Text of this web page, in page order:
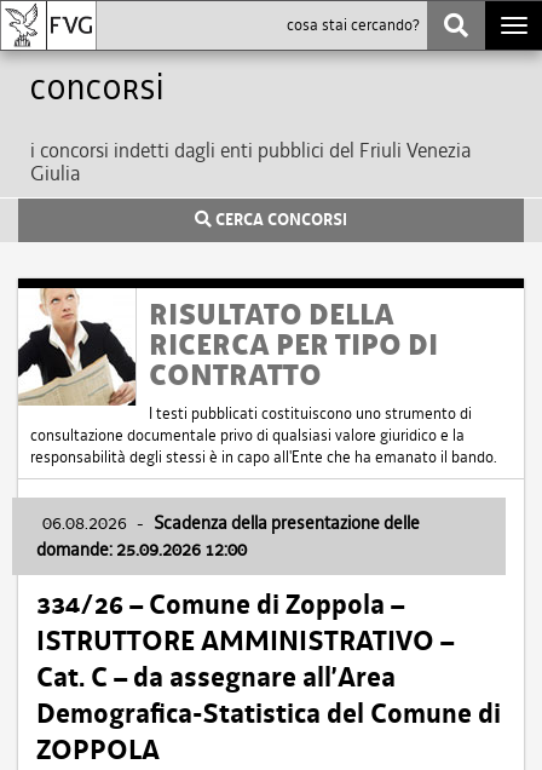
Concorsi
i concorsi indetti dagli enti pubblici del Friuli Venezia
Giulia
CERCA CONCORSI
RISULTATO DELLA
RICERCA PER TIPO DI
CONTRATTO
I testi pubblicati costituiscono uno strumento di
consultazione documentale privo di qualsiasi valore giuridico e la
responsabilità degli stessi è in capo all'Ente che ha emanato il bando.
06.08.2026 - Scadenza della presentazione delle
domande: 25.09.2026 12:00
334/26 – Comune di Zoppola –
ISTRUTTORE AMMINISTRATIVO –
Cat. C – da assegnare all’Area
Demografica-Statistica del Comune di
ZOPPOLA